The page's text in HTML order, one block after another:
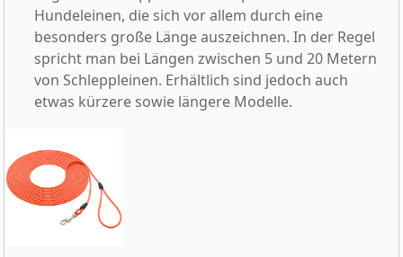
Hundeleinen, die sich vor allem durch eine
besonders große Länge auszeichnen. In der Regel
spricht man bei Längen zwischen 5 und 20 Metern
von Schleppleinen. Erhältlich sind jedoch auch
etwas kürzere sowie längere Modelle.